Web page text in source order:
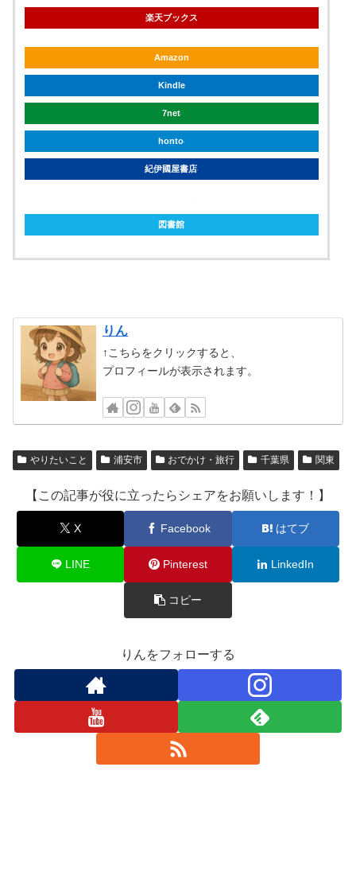
楽天ブックス
Amazon
Kindle
7net
honto
紀伊國屋書店
図書館
りん
↑こちらをクリックすると、
プロフィールが表示されます。
やりたいこと 浦安市 おでかけ・旅行 千葉県 関東
【この記事が役に立ったらシェアをお願いします！】
X Facebook はてブ
LINE Pinterest LinkedIn
コピー
りんをフォローする